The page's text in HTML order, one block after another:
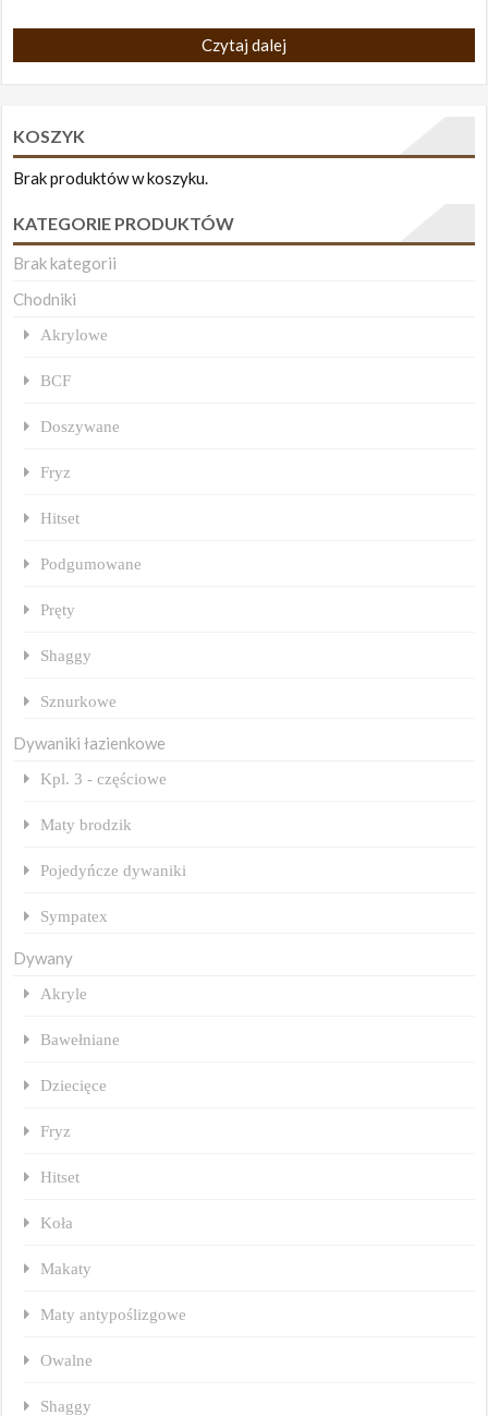
Czytaj dalej
KOSZYK
Brak produktów w koszyku.
KATEGORIE PRODUKTÓW
Brak kategorii
Chodniki
Akrylowe
BCF
Doszywane
Fryz
Hitset
Podgumowane
Pręty
Shaggy
Sznurkowe
Dywaniki łazienkowe
Kpl. 3 - częściowe
Maty brodzik
Pojedyńcze dywaniki
Sympatex
Dywany
Akryle
Bawełniane
Dziecięce
Fryz
Hitset
Koła
Makaty
Maty antypoślizgowe
Owalne
Shaggy